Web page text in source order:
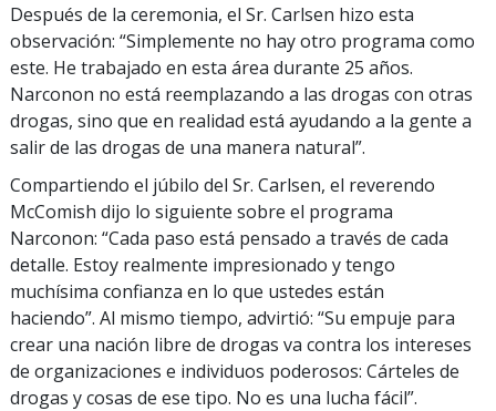
Después de la ceremonia, el Sr. Carlsen hizo esta
observación: “Simplemente no hay otro programa como
este. He trabajado en esta área durante 25 años.
Narconon no está reemplazando a las drogas con otras
drogas, sino que en realidad está ayudando a la gente a
salir de las drogas de una manera natural”.
Compartiendo el júbilo del Sr. Carlsen, el reverendo
McComish dijo lo siguiente sobre el programa
Narconon: “Cada paso está pensado a través de cada
detalle. Estoy realmente impresionado y tengo
muchísima confianza en lo que ustedes están
haciendo”. Al mismo tiempo, advirtió: “Su empuje para
crear una nación libre de drogas va contra los intereses
de organizaciones e individuos poderosos: Cárteles de
drogas y cosas de ese tipo. No es una lucha fácil”.